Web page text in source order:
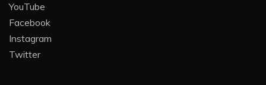
YouTube
Facebook
Instagram
Twitter